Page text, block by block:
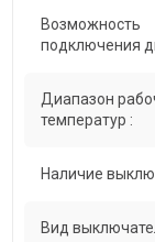
Возможность
подключения
Диапазон
температур :
Наличие
Вид